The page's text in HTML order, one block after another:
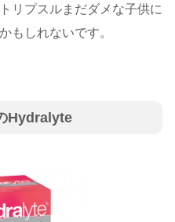
リプスルまだダメな子供に
もしれないです。
Hydralyte